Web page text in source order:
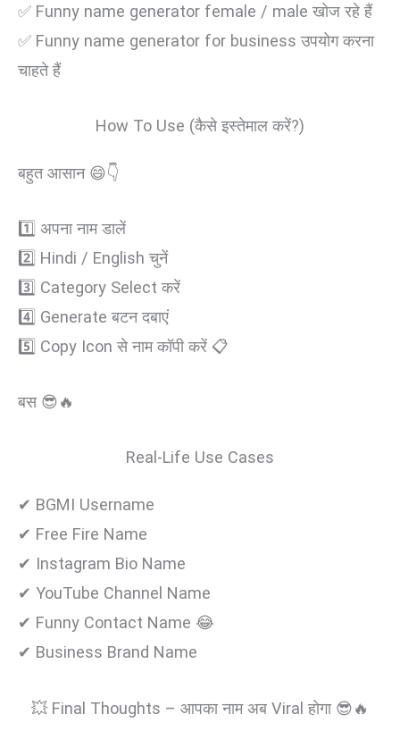
✅ Funny name generator female / male खोज रहे हैं
✅ Funny name generator for business उपयोग करना
चाहते हैं
How To Use (कैसे इस्तेमाल करें?)
बहुत आसान 😄👇
1️⃣ अपना नाम डालें
2️⃣ Hindi / English चुनें
3️⃣ Category Select करें
4️⃣ Generate बटन दबाएं
5️⃣ Copy Icon से नाम कॉपी करें 📋
बस 😎🔥
Real-Life Use Cases
✔ BGMI Username
✔ Free Fire Name
✔ Instagram Bio Name
✔ YouTube Channel Name
✔ Funny Contact Name 😂
✔ Business Brand Name
💥 Final Thoughts – आपका नाम अब Viral होगा 😎🔥